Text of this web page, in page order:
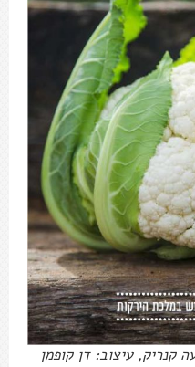
קנריק, עיצוב: דן קופמן